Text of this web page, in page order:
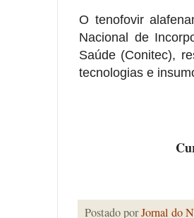
O tenofovir
Nacional de
Saúde (Conitec),
tecnologias e
Postado porJornal do